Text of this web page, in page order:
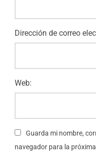
Dirección de correo
Web:
Guarda mi nombre,
navegador para la